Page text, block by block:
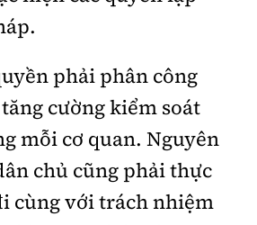
phải phân công
cường kiểm soát
mỗi cơ quan. Nguyên
chủ cũng phải thực
cùng với trách nhiệm